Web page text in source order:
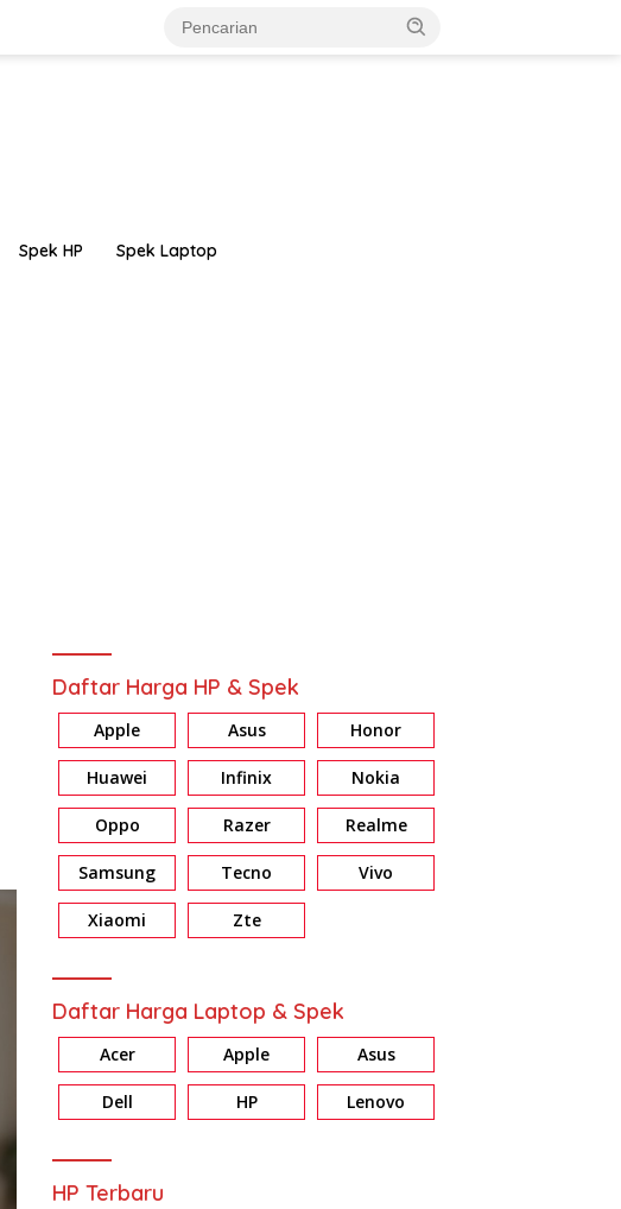
Spek HP Spek Laptop
Daftar Harga HP & Spek
Apple Asus Honor
Huawei Infinix Nokia
Oppo Razer Realme
Samsung Tecno Vivo
Xiaomi Zte
Daftar Harga Laptop & Spek
Acer Apple Asus
Dell HP Lenovo
HP Terbaru